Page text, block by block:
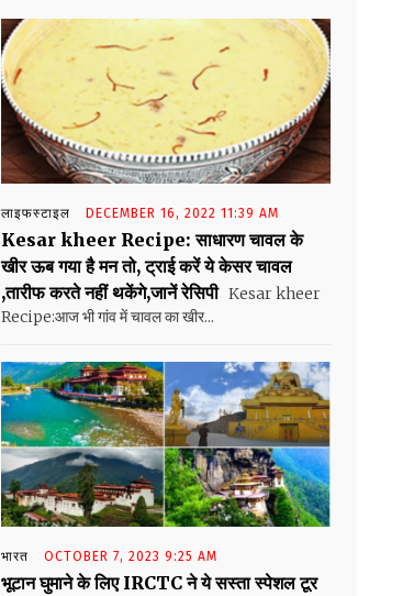
लाइफस्टाइल DECEMBER 16, 2022 11:39 AM
Kesar kheer Recipe: साधारण चावल के
खीर ऊब गया है मन तो, ट्राई करें ये केसर चावल
,तारीफ करते नहीं थकेंगे,जानें रेसिपी Kesar kheer
Recipe:आज भी गांव में चावल का खीर...
भारत OCTOBER 7, 2023 9:25 AM
भूटान घुमाने के लिए IRCTC ने ये सस्ता स्पेशल टूर